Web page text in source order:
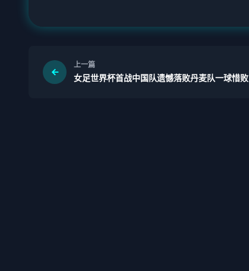
上一篇
女足世界杯首战中国队遗憾落败丹麦队一球惜败